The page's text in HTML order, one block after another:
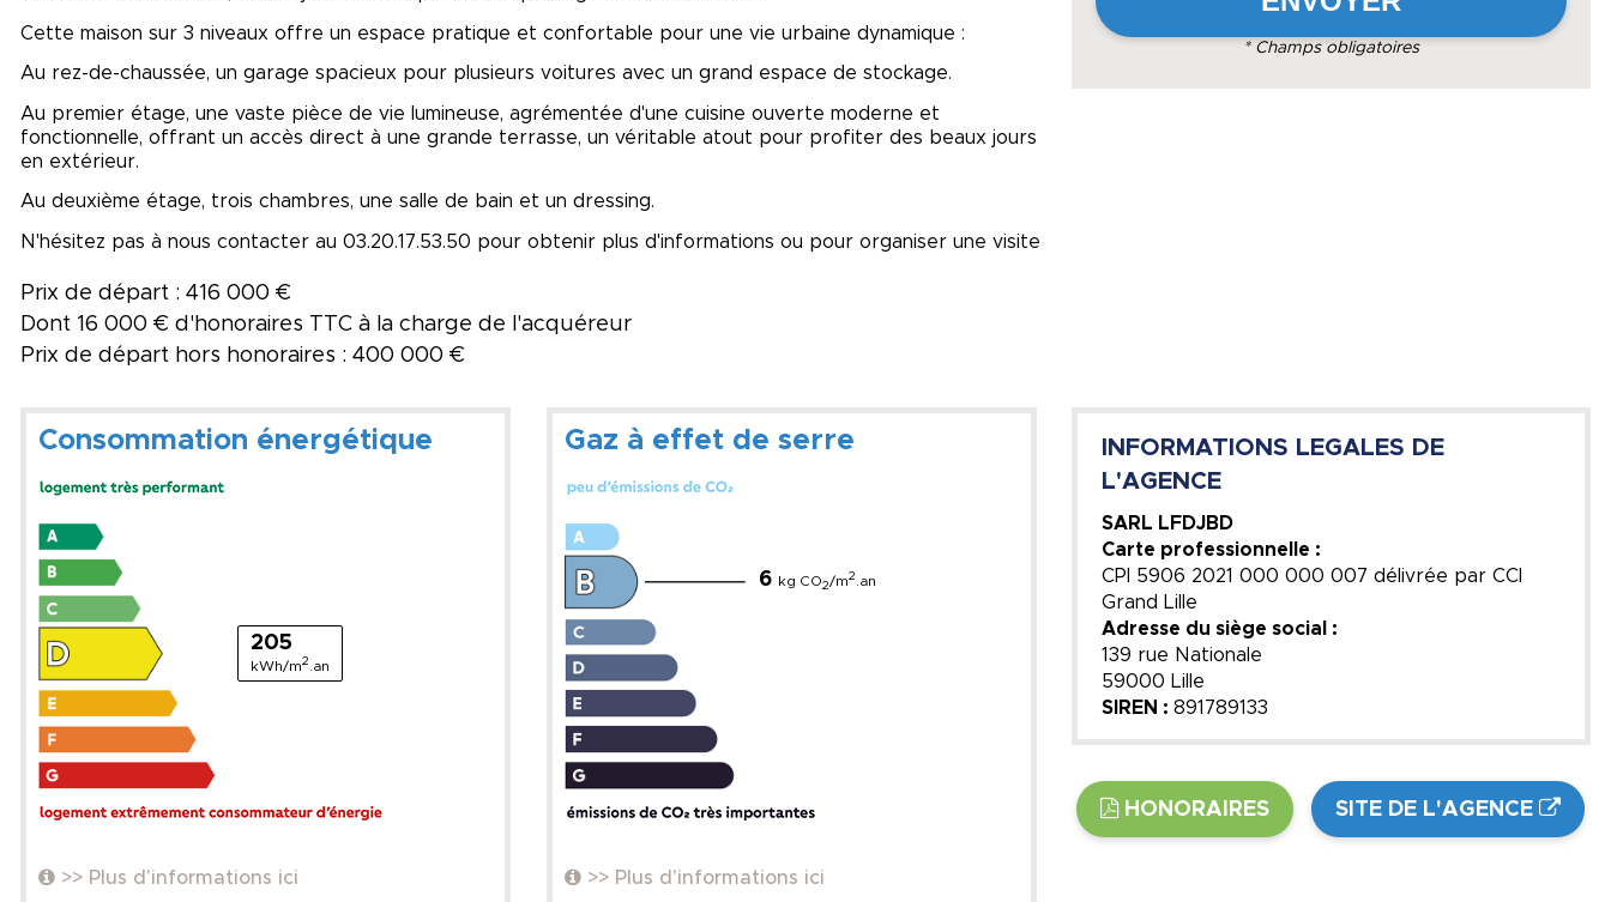
Cette maison sur 3 niveaux offre un espace pratique et confortable pour une vie urbaine dynamique :
Au rez-de-chaussée, un garage spacieux pour plusieurs voitures avec un grand espace de stockage.
Au premier étage, une vaste pièce de vie lumineuse, agrémentée d'une cuisine ouverte moderne et
fonctionnelle, offrant un accès direct à une grande terrasse, un véritable atout pour profiter des beaux jours
en extérieur.
Au deuxième étage, trois chambres, une salle de bain et un dressing.
N'hésitez pas à nous contacter au 03.20.17.53.50 pour obtenir plus d'informations ou pour organiser une visite
Prix de départ : 416 000 €
Dont 16 000 € d'honoraires TTC à la charge de l'acquéreur
Prix de départ hors honoraires : 400 000 €
* Champs obligatoires
Consommation énergétique
205
kWh/m2 .an
>> Plus d'informations ici
Gaz à effet de serre
6 kg CO2/m2 .an
>> Plus d'informations ici
INFORMATIONS LEGALES DE
L'AGENCE
SARL LFDJBD
Carte professionnelle :
CPI 5906 2021 000 000 007 délivrée par CCI
Grand Lille
Adresse du siège social :
139 rue Nationale
59000 Lille
SIREN : 891789133
HONORAIRES SITE DE L'AGENCE